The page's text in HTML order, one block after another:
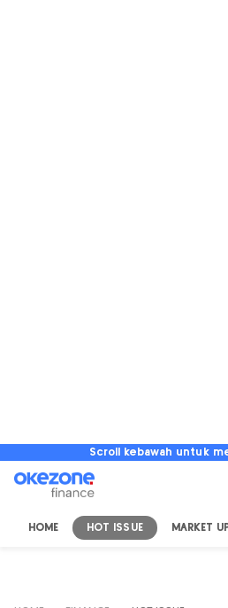
Scroll kebawah untuk
HOME HOT ISSUE MARKET